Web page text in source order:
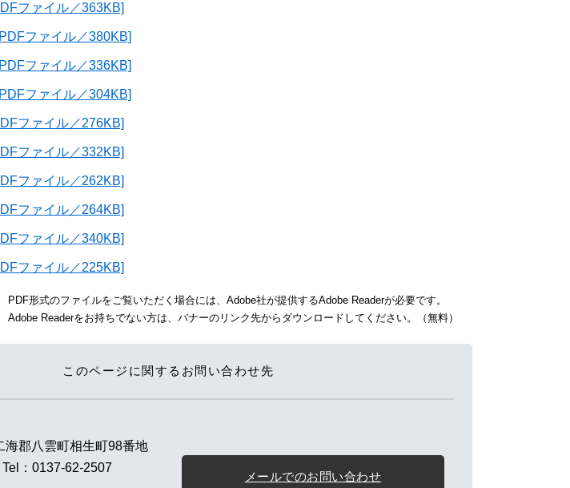
ファイル／363KB]
ファイル／380KB]
ファイル／336KB]
ファイル／304KB]
ファイル／276KB]
ファイル／332KB]
ファイル／262KB]
ファイル／264KB]
ファイル／340KB]
ファイル／225KB]
PDF形式のファイルをご覧いただく場合には、Adobe社が提供するAdobe Readerが必要です。
Adobe Readerをお持ちでない方は、バナーのリンク先からダウンロードしてください。（無料）
このページに関するお問い合わせ先
海郡八雲町相生町98番地
Tel：0137-62-2507
メールでのお問い合わせ